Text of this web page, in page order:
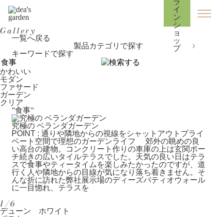
Gallery
一覧へ戻る
製品カテゴリで探す
キーワードで探す
かわいい
モダン
ファサード
ガーデン
クリア
”食事”
究極の ベランダガーデン
POINT : 通りや隣地からの視線をシャットアウトプライ
ベート空間で理想のガーデンライフ 郊外の眺めの良
い高台の建物。コンクリート作りの車庫の上は玄関ポー
チ続きの広いタイルテラスでした。天気の良い日はテラ
スで食事やティータイムを楽しみたかったのですが、道
行く人や隣地からの目線が気になり落ち着きません。そ
んな折に訪れた弊社展示場のディーズパティオウォール
に一目惚れ、テラスを
1/6
デューン ホワイト